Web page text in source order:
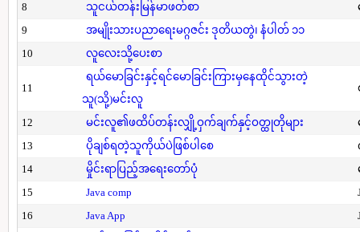
8
သူငယ်တန်းမြန်မာဖတ်စာ
9
အမျိုးသားပညာရေးမဂ္ဂဇင်း ဒုတိယတွဲ၊ နံပါတ် ၁၁
10
လူလေးသို့ပေးစာ
11
ရယ်မောခြင်းနှင့်ရင်မောခြင်းကြားမှနေထိုင်သွားတဲ့
သူ(သို့)မင်းလူ
12 မင်းလူ၏ဖထိပ်တန်းလျှို့ဝှက်ချက်နှင့်ဝတ္ထုတိုများ
13
ပိုချစ်ရတဲ့သူကိုယ်ပဲဖြစ်ပါစေ
14
မှိုင်းရာပြည့်အရေးတော်ပုံ
15
Java comp
16
Java App